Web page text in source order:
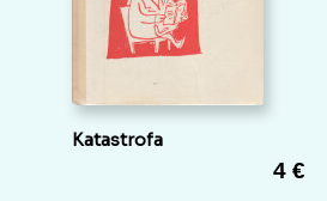
Katastrofa
4 €